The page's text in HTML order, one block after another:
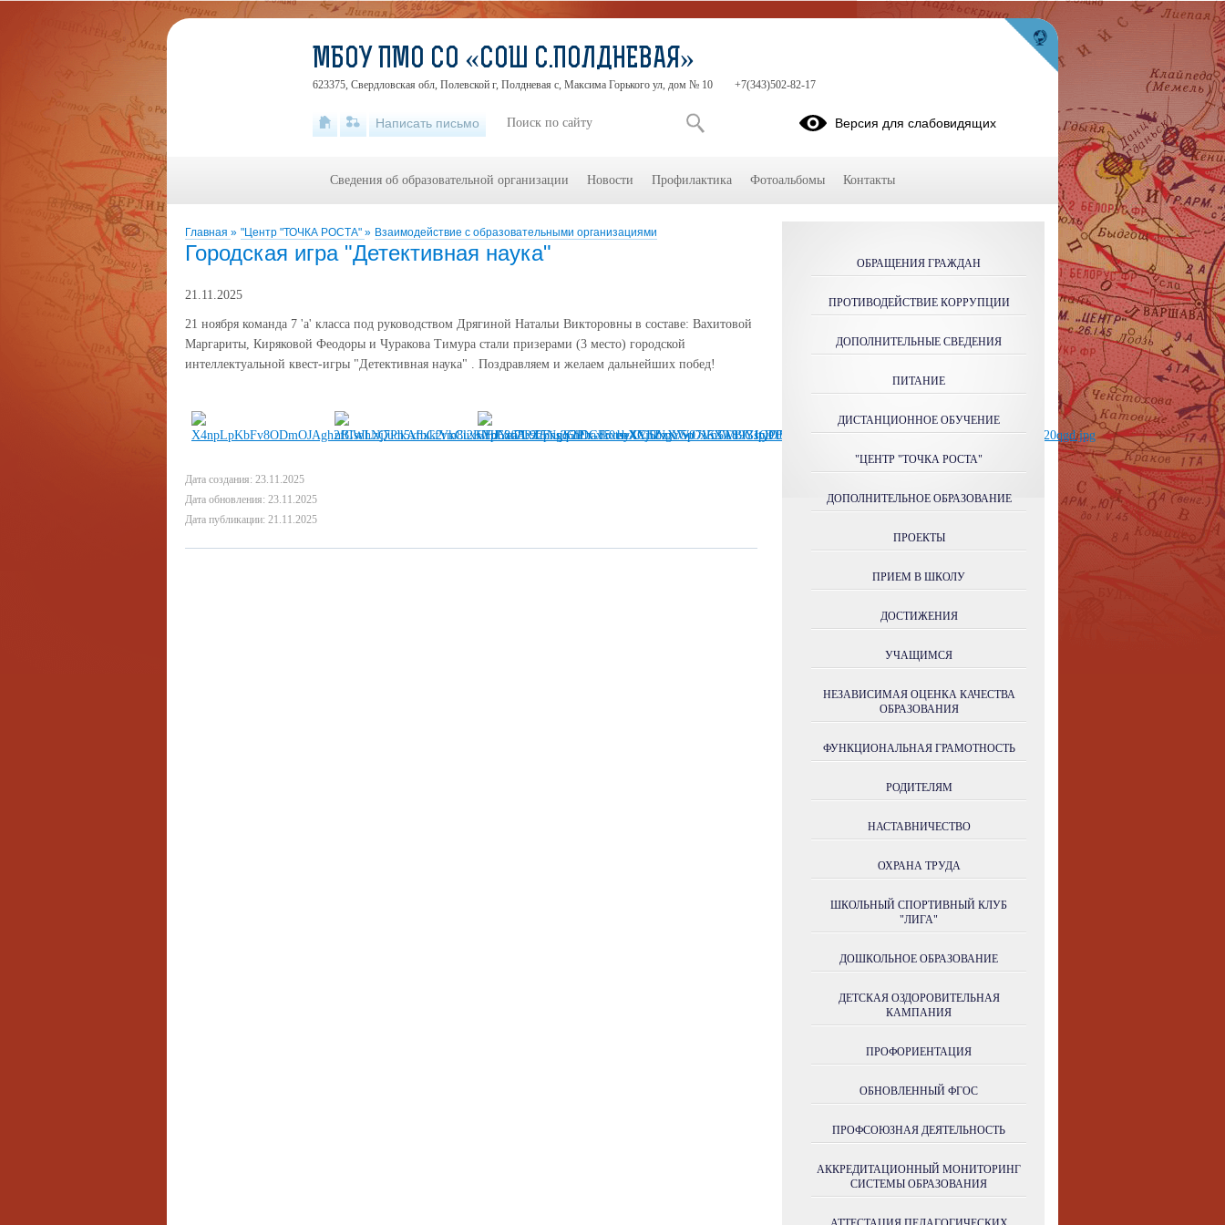
Главная » "Центр "ТОЧКА РОСТА" » Взаимодействие с образовательными организациями
Городская игра "Детективная наука"
21.11.2025
21 ноября команда 7 'а' класса под руководством Дрягиной Натальи Викторовны в составе: Вахитовой
Маргариты, Киряковой Феодоры и Чуракова Тимура стали призерами (3 место) городской
интеллектуальной квест-игры "Детективная наука" . Поздравляем и желаем дальнейших побед!
Дата создания: 23.11.2025
Дата обновления: 23.11.2025
Дата публикации: 21.11.2025
ОБРАЩЕНИЯ ГРАЖДАН
ПРОТИВОДЕЙСТВИЕ КОРРУПЦИИ
ДОПОЛНИТЕЛЬНЫЕ СВЕДЕНИЯ
ПИТАНИЕ
ДИСТАНЦИОННОЕ ОБУЧЕНИЕ
"ЦЕНТР "ТОЧКА РОСТА"
ДОПОЛНИТЕЛЬНОЕ ОБРАЗОВАНИЕ
ПРОЕКТЫ
ПРИЕМ В ШКОЛУ
ДОСТИЖЕНИЯ
УЧАЩИМСЯ
НЕЗАВИСИМАЯ ОЦЕНКА КАЧЕСТВА
ОБРАЗОВАНИЯ
ФУНКЦИОНАЛЬНАЯ ГРАМОТНОСТЬ
РОДИТЕЛЯМ
НАСТАВНИЧЕСТВО
ОХРАНА ТРУДА
ШКОЛЬНЫЙ СПОРТИВНЫЙ КЛУБ
"ЛИГА"
ДОШКОЛЬНОЕ ОБРАЗОВАНИЕ
ДЕТСКАЯ ОЗДОРОВИТЕЛЬНАЯ
КАМПАНИЯ
ПРОФОРИЕНТАЦИЯ
ОБНОВЛЕННЫЙ ФГОС
ПРОФСОЮЗНАЯ ДЕЯТЕЛЬНОСТЬ
АККРЕДИТАЦИОННЫЙ МОНИТОРИНГ
СИСТЕМЫ ОБРАЗОВАНИЯ
МБОУ ПМО СО «СОШ С.ПОЛДНЕВАЯ»
623375, Свердловская обл, Полевской г, Полдневая с, Максима Горького ул, дом № 10 +7(343)502-82-17
Написать письмо Версия для слабовидящих
Сведения об образовательной организации Новости Профилактика Фотоальбомы Контакты